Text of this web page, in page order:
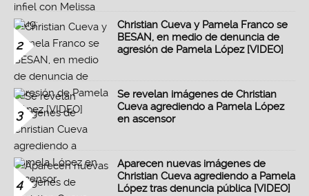
2
Christian Cueva y Pamela Franco se
BESAN, en medio de denuncia de
agresión de Pamela López [VIDEO]
3
Se revelan imágenes de Christian
Cueva agrediendo a Pamela López
en ascensor
4
Aparecen nuevas imágenes de
Christian Cueva agrediendo a Pamela
López tras denuncia pública [VIDEO]